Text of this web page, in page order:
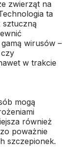
zwierząt na
ta
wirusów –
w trakcie
mogą
również
poważnie
szczepionek.